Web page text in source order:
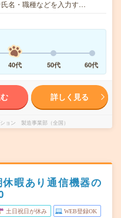
名・職種などを入力す…
40代 50代 60代
詳しく見る
ョン 製造事業部（全国）
休暇あり通信機器の
土日祝日が休み WEB登録OK